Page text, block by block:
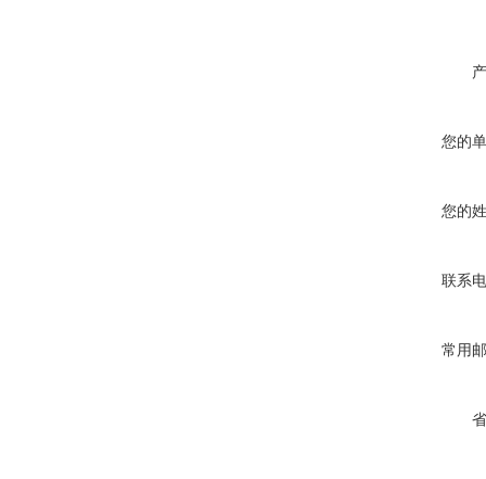
您的
您的
联系
常用